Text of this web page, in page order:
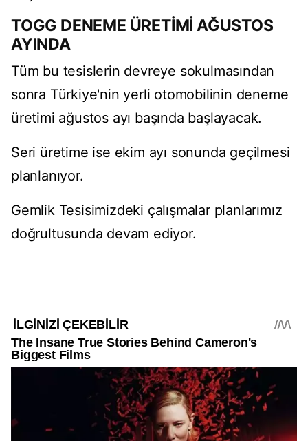
TOGG DENEME ÜRETİMİ AĞUSTOS
AYINDA
Tüm bu tesislerin devreye sokulmasından
sonra Türkiye'nin yerli otomobilinin deneme
üretimi ağustos ayı başında başlayacak.
Seri üretime ise ekim ayı sonunda geçilmesi
planlanıyor.
Gemlik Tesisimizdeki çalışmalar planlarımız
doğrultusunda devam ediyor.